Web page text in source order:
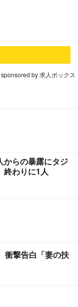
sponsored by 求人ボックス
からの暴露にタジ
終わりに1人
衝撃告白「妻の扶